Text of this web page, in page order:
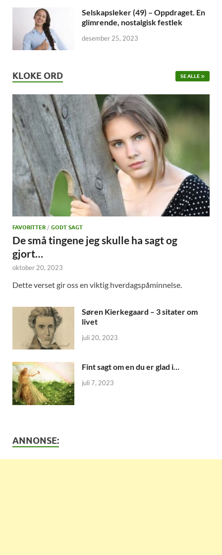
Selskapsleker (49) – Oppdraget. En
glimrende, nostalgisk festlek
desember 25, 2023
KLOKE ORD SE ALLE
FAVORITTER / GODT SAGT
De små tingene jeg skulle ha sagt og
gjort…
oktober 20, 2023
Dette verset gir oss en viktig hverdagspåminnelse.
Søren Kierkegaard – 3 sitater om
livet
juli 20, 2023
Fint sagt om en du er glad i…
juli 7, 2023
ANNONSE: